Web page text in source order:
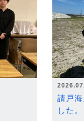
請戸
した。